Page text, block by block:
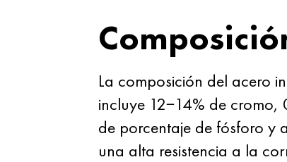
La composición del
incluye 12−14% de
de porcentaje de fósforo y
una alta resistencia a la